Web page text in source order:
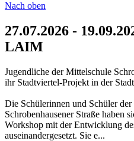
Nach oben
27.07.2026 -
LAIM
Jugendliche der Mittelschule
ihr Stadtviertel-Projekt in der
Die Schülerinnen und Schüler
Schrobenhausener Straße haben
Workshop mit der Entwicklung
auseinandergesetzt. Sie e...